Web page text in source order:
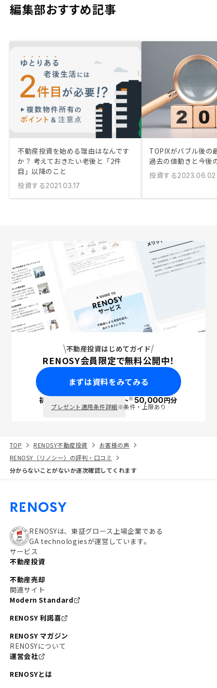
編集部おすすめ記事
不動産投資を始める理由はなんです
か？ 考えておきたい老後と「2件
目」以降のこと
投資する2021.03.17
TOPIXがバブル後の
過去の値動きと今後
投資する2023.06.02
不動産投資はじめてガイド
RENOSY会員限定で無料公開中！
まずは資料をみてみる
初回面談で ポイント※50,000円分
プレゼント適用条件詳細※条件・上限あり
TOP RENOSY不動産投資
お客様の声
RENOSY（リノシー）の評判・口コミ
分からないことがないか逐次確認してくれます
RENOSYは、東証グロース上場企業である
GA technologiesが運営しています。
サービス
不動産投資
不動産売却
関連サイト
Modern Standard
RENOSY 利諾喜
RENOSY マガジン
RENOSYについて
運営会社
RENOSYとは